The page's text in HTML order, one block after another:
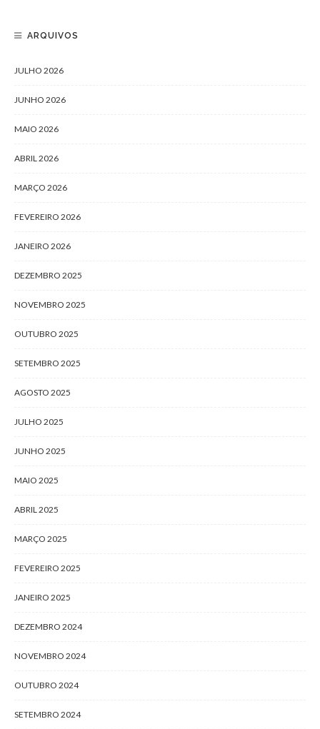
ARQUIVOS
JULHO 2026
JUNHO 2026
MAIO 2026
ABRIL 2026
MARÇO 2026
FEVEREIRO 2026
JANEIRO 2026
DEZEMBRO 2025
NOVEMBRO 2025
OUTUBRO 2025
SETEMBRO 2025
AGOSTO 2025
JULHO 2025
JUNHO 2025
MAIO 2025
ABRIL 2025
MARÇO 2025
FEVEREIRO 2025
JANEIRO 2025
DEZEMBRO 2024
NOVEMBRO 2024
OUTUBRO 2024
SETEMBRO 2024